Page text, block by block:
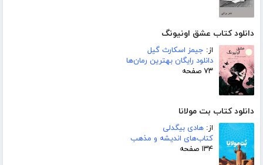
دانلود کتاب عشق اونیونگ
از: جیمز اسکارث گیل
دانلود رایگان بهترین رمان‌ها
۷۳ صفحه
دانلود کتاب بت مولانا
از: هادی بیگدلی
کتاب‌های اندیشه و مذهب
۱۳۴ صفحه